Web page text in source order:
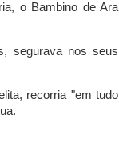
o Bambino de Ara
segurava nos seus
recorria "em tudo